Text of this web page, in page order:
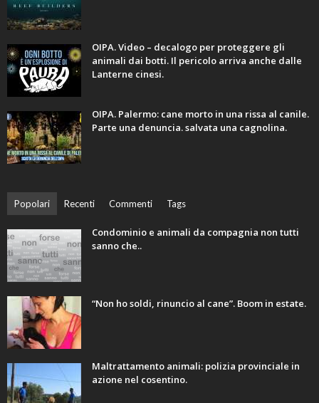
OIPA. Video – decalogo per proteggere gli
animali dai botti. Il pericolo arriva anche dalle
Lanterne cinesi.
OIPA. Palermo: cane morto in una rissa al canile.
Parte una denuncia. salvata una cagnolina.
Popolari Recenti Commenti Tags
Condominio e animali da compagnia non tutti
sanno che..
“Non ho soldi, rinuncio al cane”. Boom in estate.
Maltrattamento animali: polizia provinciale in
azione nel cosentino.